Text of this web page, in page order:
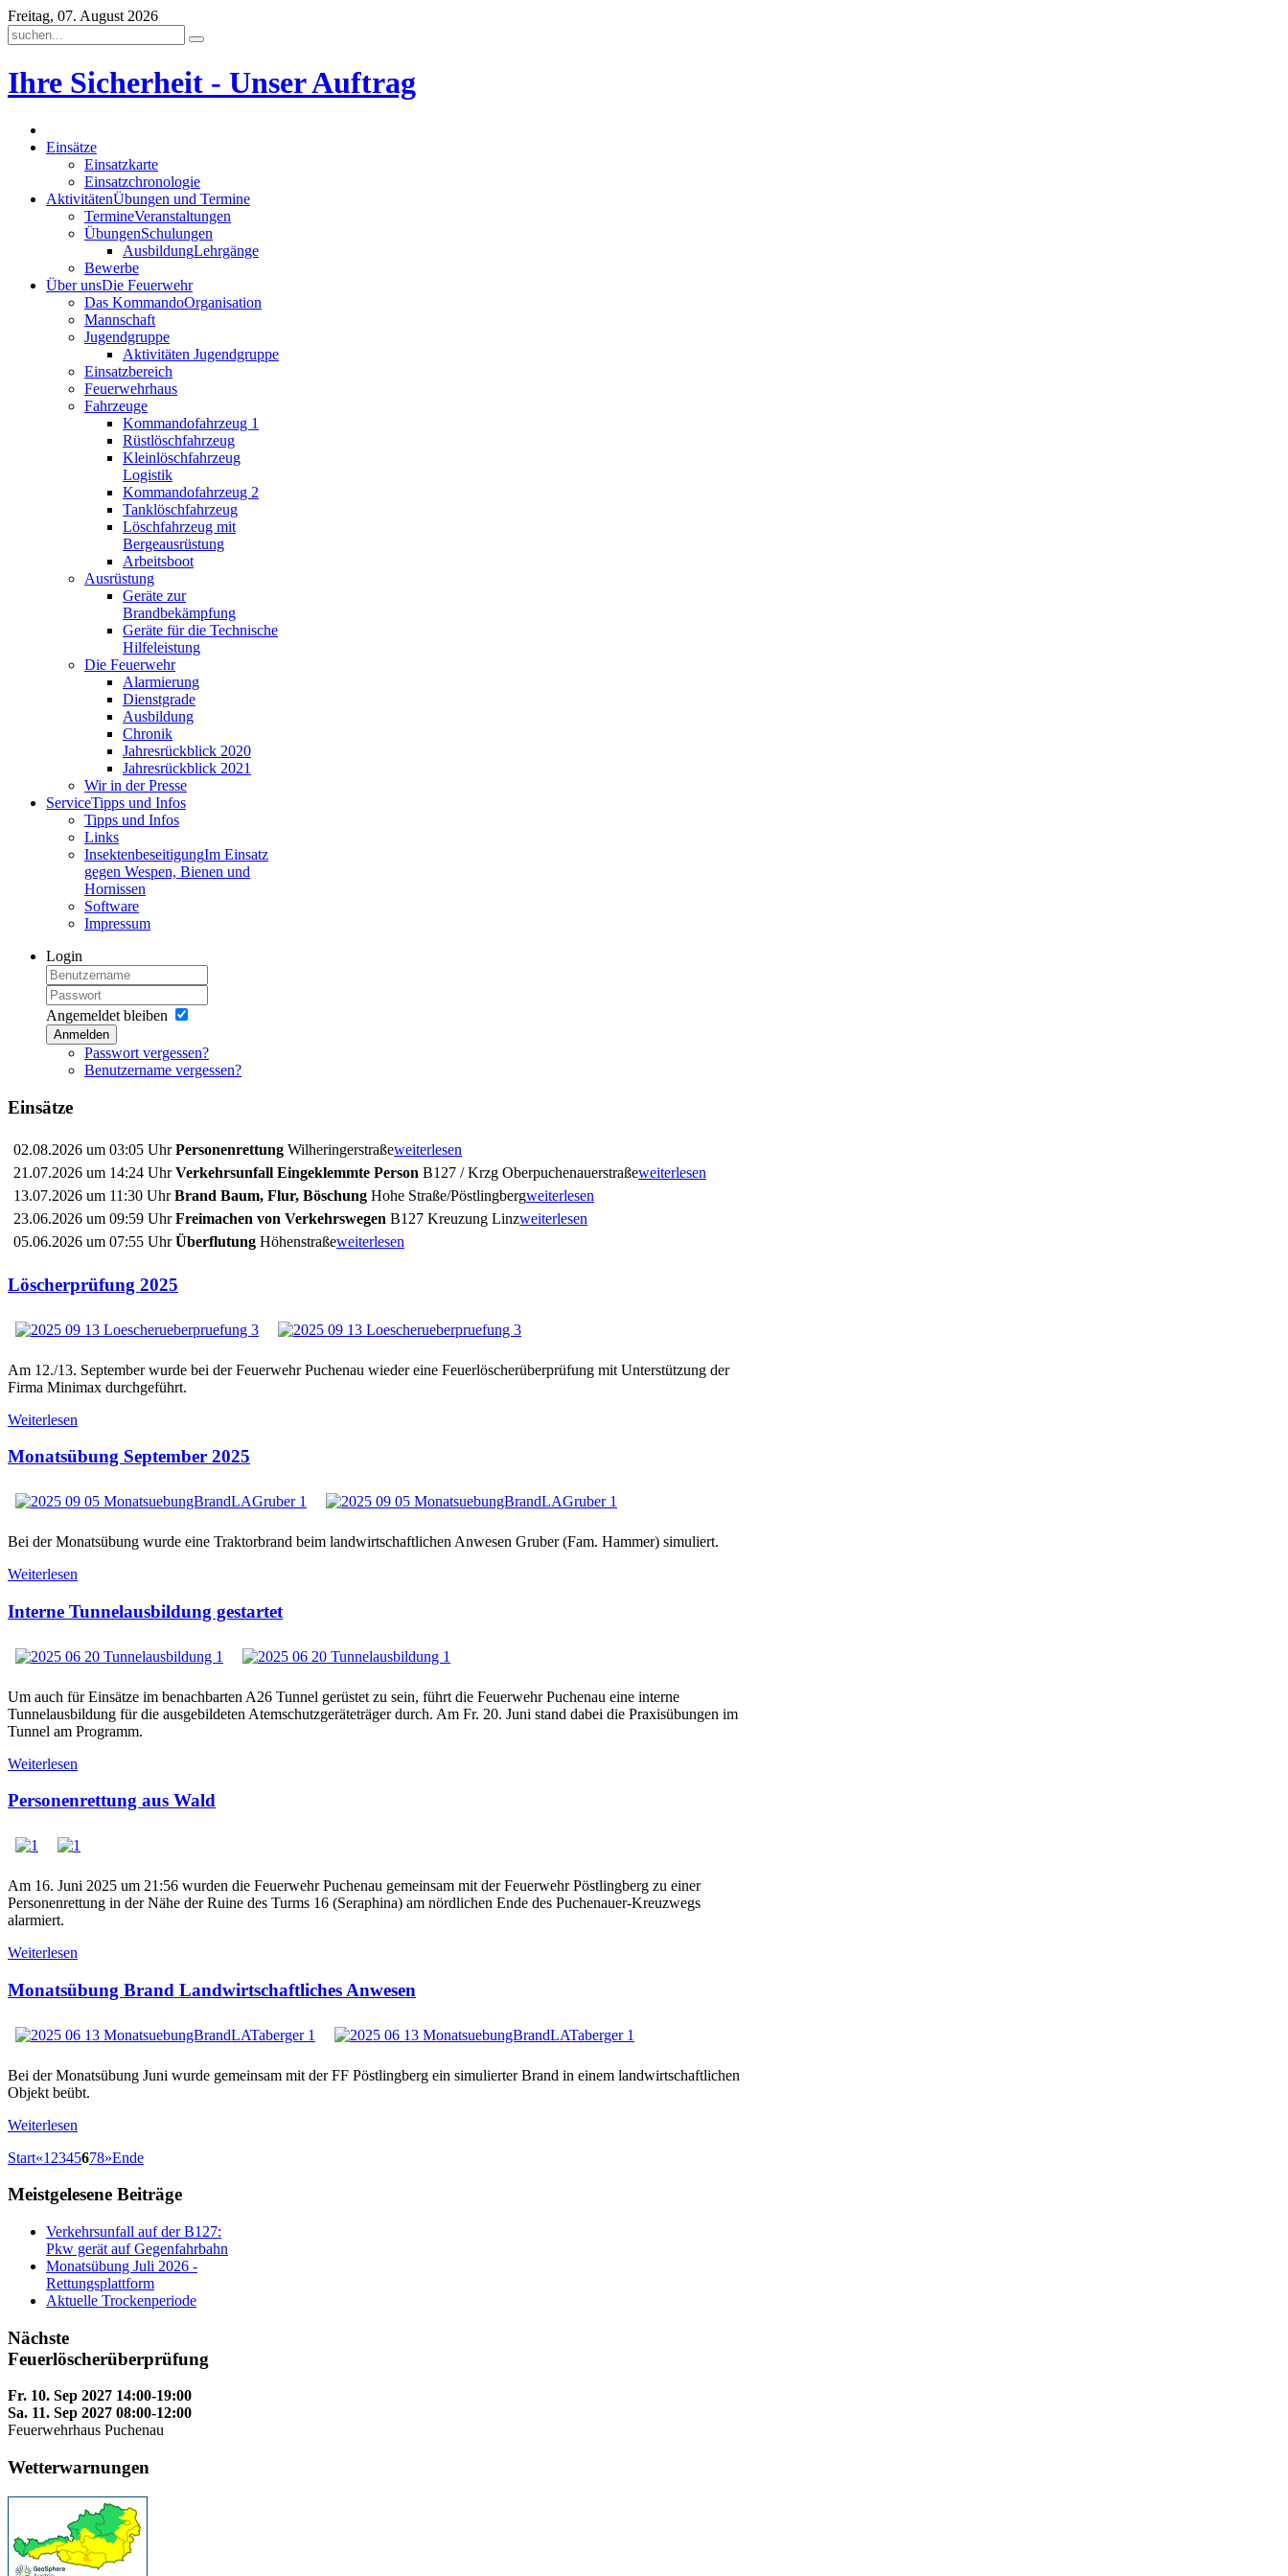
Freitag, 07. August 2026
Ihre Sicherheit - Unser Auftrag
Einsätze
Einsatzkarte
Einsatzchronologie
AktivitätenÜbungen und Termine
TermineVeranstaltungen
ÜbungenSchulungen
AusbildungLehrgänge
Bewerbe
Über unsDie Feuerwehr
Das KommandoOrganisation
Mannschaft
Jugendgruppe
Aktivitäten Jugendgruppe
Einsatzbereich
Feuerwehrhaus
Fahrzeuge
Kommandofahrzeug 1
Rüstlöschfahrzeug
Kleinlöschfahrzeug
Logistik
Kommandofahrzeug 2
Tanklöschfahrzeug
Löschfahrzeug mit
Bergeausrüstung
Arbeitsboot
Ausrüstung
Geräte zur
Brandbekämpfung
Geräte für die Technische
Hilfeleistung
Die Feuerwehr
Alarmierung
Dienstgrade
Ausbildung
Chronik
Jahresrückblick 2020
Jahresrückblick 2021
Wir in der Presse
ServiceTipps und Infos
Tipps und Infos
Links
InsektenbeseitigungIm Einsatz
gegen Wespen, Bienen und
Hornissen
Software
Impressum
Login
Angemeldet bleiben
Anmelden
Passwort vergessen?
Benutzername vergessen?
Einsätze
02.08.2026 um 03:05 UhrPersonenrettung Wilheringerstraßeweiterlesen
21.07.2026 um 14:24 UhrVerkehrsunfall Eingeklemmte Person B127 / Krzg Oberpuchenauerstraßeweiterlesen
13.07.2026 um 11:30 UhrBrand Baum, Flur, Böschung Hohe Straße/Pöstlingbergweiterlesen
23.06.2026 um 09:59 UhrFreimachen von Verkehrswegen B127 Kreuzung Linzweiterlesen
05.06.2026 um 07:55 UhrÜberflutung Höhenstraßeweiterlesen
Löscherprüfung 2025
Am 12./13. September wurde bei der Feuerwehr Puchenau wieder eine Feuerlöscherüberprüfung mit Unterstützung der
Firma Minimax durchgeführt.
Weiterlesen
Monatsübung September 2025
Bei der Monatsübung wurde eine Traktorbrand beim landwirtschaftlichen Anwesen Gruber (Fam. Hammer) simuliert.
Weiterlesen
Interne Tunnelausbildung gestartet
Um auch für Einsätze im benachbarten A26 Tunnel gerüstet zu sein, führt die Feuerwehr Puchenau eine interne
Tunnelausbildung für die ausgebildeten Atemschutzgeräteträger durch. Am Fr. 20. Juni stand dabei die Praxisübungen im
Tunnel am Programm.
Weiterlesen
Personenrettung aus Wald
Am 16. Juni 2025 um 21:56 wurden die Feuerwehr Puchenau gemeinsam mit der Feuerwehr Pöstlingberg zu einer
Personenrettung in der Nähe der Ruine des Turms 16 (Seraphina) am nördlichen Ende des Puchenauer-Kreuzwegs
alarmiert.
Weiterlesen
Monatsübung Brand Landwirtschaftliches Anwesen
Bei der Monatsübung Juni wurde gemeinsam mit der FF Pöstlingberg ein simulierter Brand in einem landwirtschaftlichen
Objekt beübt.
Weiterlesen
Start«1 2345678»Ende
Meistgelesene Beiträge
Verkehrsunfall auf der B127:
Pkw gerät auf Gegenfahrbahn
Monatsübung Juli 2026 -
Rettungsplattform
Aktuelle Trockenperiode
Nächste
Feuerlöscherüberprüfung
Fr. 10. Sep 2027 14:00-19:00
Sa. 11. Sep 2027 08:00-12:00
Feuerwehrhaus Puchenau
Wetterwarnungen